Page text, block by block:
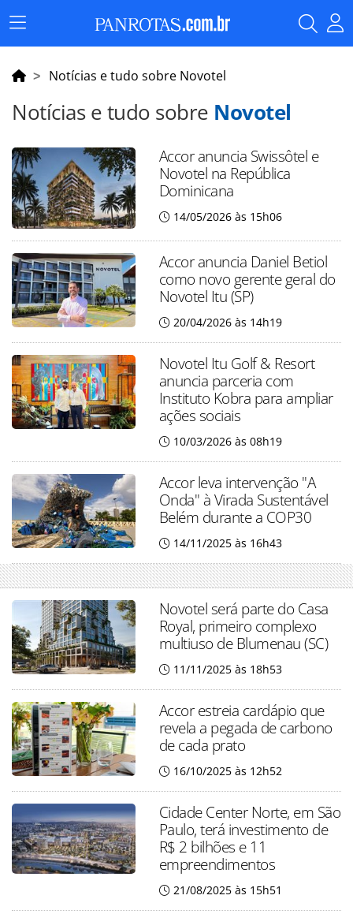
Menu
Principal
Notícias e tudo sobre Novotel
Notícias e tudo sobre Novotel
Accor anuncia Swissôtel e
Novotel na República
Dominicana
14/05/2026 às 15h06
Accor anuncia Daniel Betiol
como novo gerente geral do
Novotel Itu (SP)
20/04/2026 às 14h19
Novotel Itu Golf & Resort
anuncia parceria com
Instituto Kobra para ampliar
ações sociais
10/03/2026 às 08h19
Accor leva intervenção "A
Onda" à Virada Sustentável
Belém durante a COP30
14/11/2025 às 16h43
Novotel será parte do Casa
Royal, primeiro complexo
multiuso de Blumenau (SC)
11/11/2025 às 18h53
Accor estreia cardápio que
revela a pegada de carbono
de cada prato
16/10/2025 às 12h52
Cidade Center Norte, em São
Paulo, terá investimento de
R$ 2 bilhões e 11
empreendimentos
21/08/2025 às 15h51